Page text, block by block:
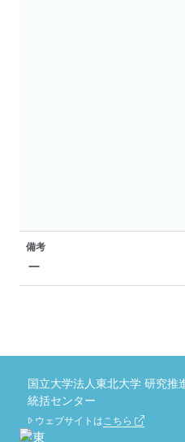
備考
ー
国立大学法人東北大学 研究推
統括センター
ウェブサイトはこちら